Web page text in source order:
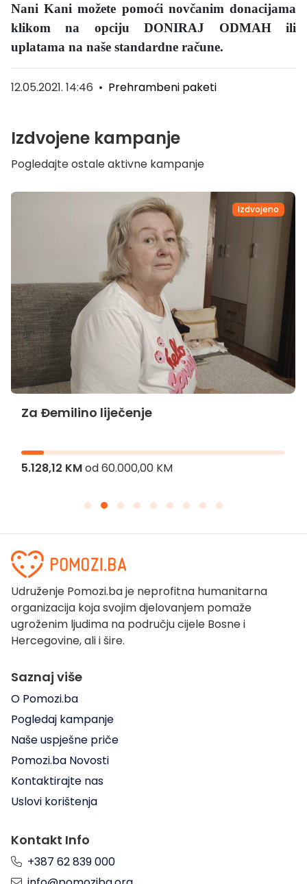
Nani Kani možete pomoći novčanim donacijama
klikom na opciju DONIRAJ ODMAH ili
uplatama na naše standardne račune.
12.05.2021. 14:46 • Prehrambeni paketi
Izdvojene kampanje
Pogledajte ostale aktivne kampanje
Izdvojeno
Za Đemilino liječenje
5.128,12 KMod60.000,00 KM
Udruženje Pomozi.ba je neprofitna humanitarna
organizacija koja svojim djelovanjem pomaže
ugroženim ljudima na području cijele Bosne i
Hercegovine, ali i šire.
Saznaj više
O Pomozi.ba
Pogledaj kampanje
Naše uspješne priče
Pomozi.ba Novosti
Kontaktirajte nas
Uslovi korištenja
Kontakt Info
+387 62 839 000